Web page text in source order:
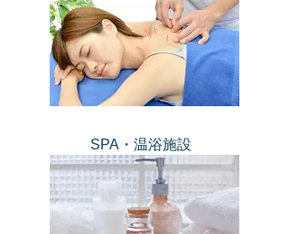
​SPA・温浴施設